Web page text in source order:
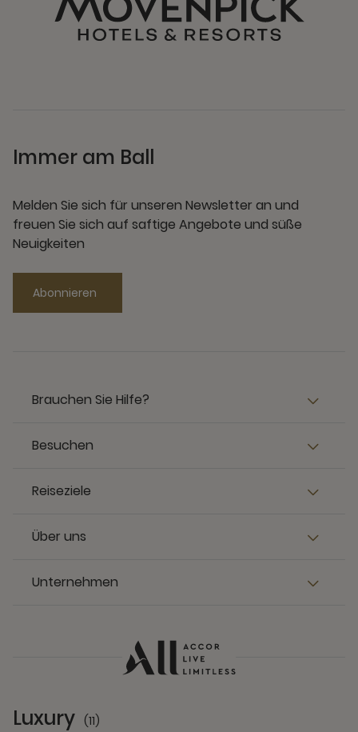
Immer am Ball
Melden Sie sich für unseren Newsletter an und
freuen Sie sich auf saftige Angebote und süße
Neuigkeiten
Abonnieren
Brauchen Sie Hilfe?
Besuchen
Reiseziele
Über uns
Unternehmen
Luxury (11)